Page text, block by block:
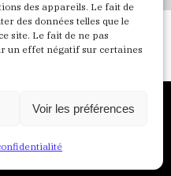
des appareils. Le fait de
des données telles que le
site. Le fait de ne pas
un effet négatif sur certaines
Voir les préférences
Politique de confidentialité